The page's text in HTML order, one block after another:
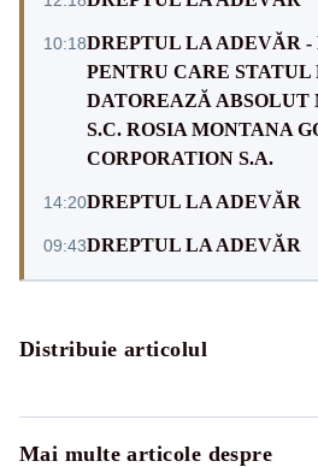
10:18DREPTUL LA ADEVĂR
PENTRU CARE STATUL
DATOREAZĂ
S.C. ROSIA MONTANA
CORPORATION S.A.
14:20DREPTUL LA ADEVĂR
09:43DREPTUL LA ADEVĂR
Distribuie articolul
Mai multe articole despre